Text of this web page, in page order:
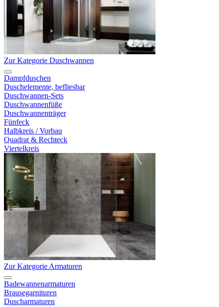
Zur Kategorie Duschwannen
Dampfduschen
Duschelemente, befliesbar
Duschwannen-Sets
Duschwannenfüße
Duschwannenträger
Fünfeck
Halbkreis / Vorbau
Quadrat & Rechteck
Viertelkreis
Zur Kategorie Armaturen
Badewannenarmaturen
Brausegarnituren
Duscharmaturen